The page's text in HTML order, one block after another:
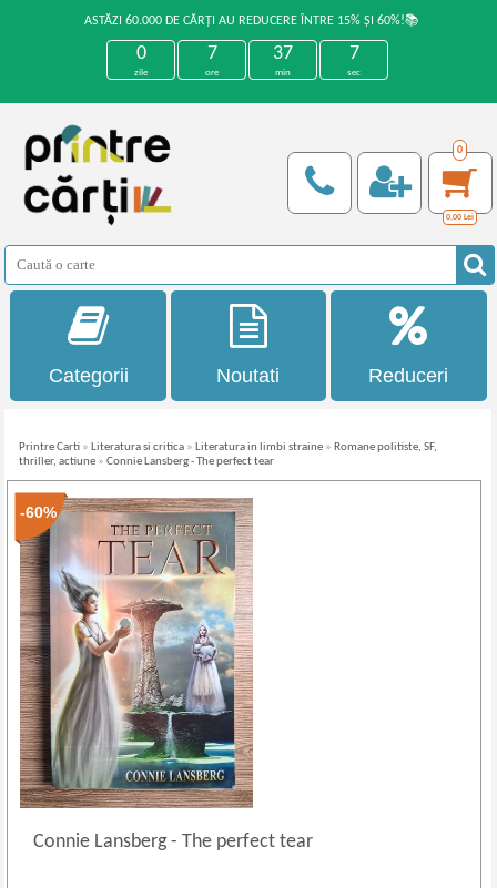
ASTĂZI 60.000 DE CĂRȚI AU REDUCERE ÎNTRE 15% ȘI 60%!📚
0
zile
7
ore
37
min
7
sec
0
0,00 Lei
Categorii Noutati Reduceri
Printre Carti » Literatura si critica » Literatura in limbi straine » Romane politiste, SF,
thriller, actiune »Connie Lansberg - The perfect tear
-60%
Connie Lansberg- The perfect tear